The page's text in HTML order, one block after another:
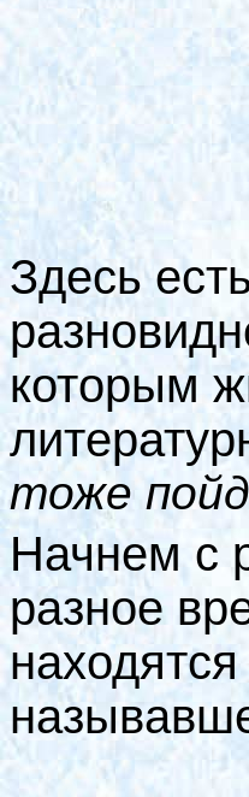
Здесь
которым
тоже
Начнем с
разное